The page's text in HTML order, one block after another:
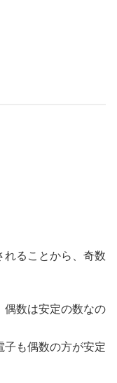
れることから、奇数
偶数は安定の数なの
も偶数の方が安定